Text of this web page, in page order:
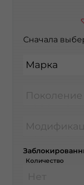
Сначала
Марка
Поколение
Количество